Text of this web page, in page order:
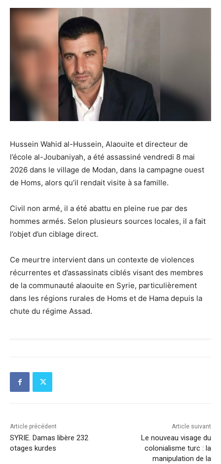
Hussein Wahid al-Hussein, Alaouite et directeur de
l’école al-Joubaniyah, a été assassiné vendredi 8 mai
2026 dans le village de Modan, dans la campagne ouest
de Homs, alors qu’il rendait visite à sa famille.
Civil non armé, il a été abattu en pleine rue par des
hommes armés. Selon plusieurs sources locales, il a fait
l’objet d’un ciblage direct.
Ce meurtre intervient dans un contexte de violences
récurrentes et d’assassinats ciblés visant des membres
de la communauté alaouite en Syrie, particulièrement
dans les régions rurales de Homs et de Hama depuis la
chute du régime Assad.
Article précédent
SYRIE. Damas libère 232
otages kurdes
Article suivant
Le nouveau visage du
colonialisme turc : la
manipulation de la